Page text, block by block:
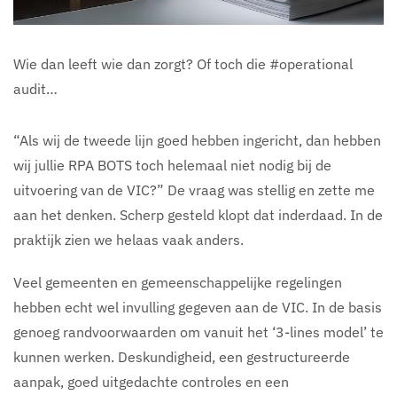
Wie dan leeft wie dan zorgt? Of toch die #operational
audit…
“Als wij de tweede lijn goed hebben ingericht, dan hebben
wij jullie RPA BOTS toch helemaal niet nodig bij de
uitvoering van de VIC?” De vraag was stellig en zette me
aan het denken. Scherp gesteld klopt dat inderdaad. In de
praktijk zien we helaas vaak anders.
Veel gemeenten en gemeenschappelijke regelingen
hebben echt wel invulling gegeven aan de VIC. In de basis
genoeg randvoorwaarden om vanuit het ‘3-lines model’ te
kunnen werken. Deskundigheid, een gestructureerde
aanpak, goed uitgedachte controles en een